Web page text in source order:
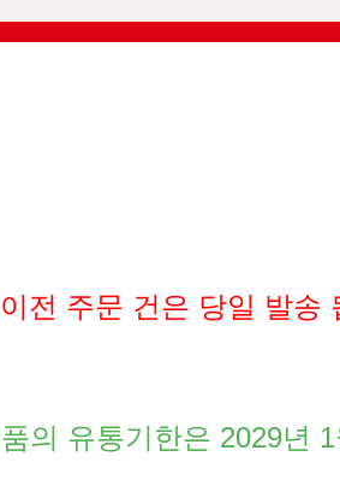
전 주문 건은 당일 발송
의 유통기한은 2029년